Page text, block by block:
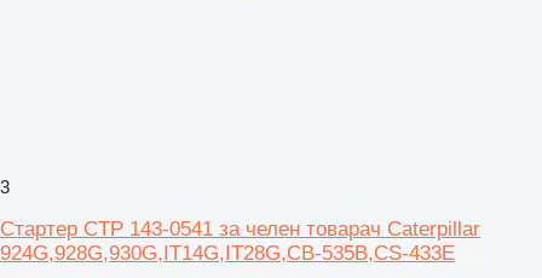
3
Стартер CTP 143-0541 за челен товарач Caterpillar
924G,928G,930G,IT14G,IT28G,CB-535B,CS-433E